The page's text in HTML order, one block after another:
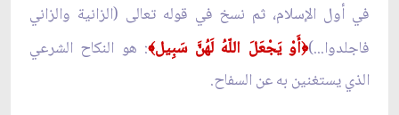
في أول الإسلام، ثم نسخ في قوله تعالى (الزانية والزاني
فاجلدوا...)﴿أَوْ يَجْعَلَ اللّهُ لَهُنَّ سَبِيل﴾: هو النكاح الشرعي
الذي يستغنين به عن السفاح.